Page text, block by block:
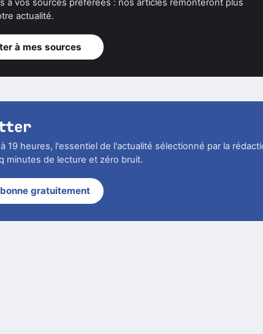
à vos sources préférées : nos articles remonteront plus
actualité.
à mes sources
19 heures, l'essentiel de l'actualité sélectionné par la
minutes de lecture et zéro bruit.
gratuitement